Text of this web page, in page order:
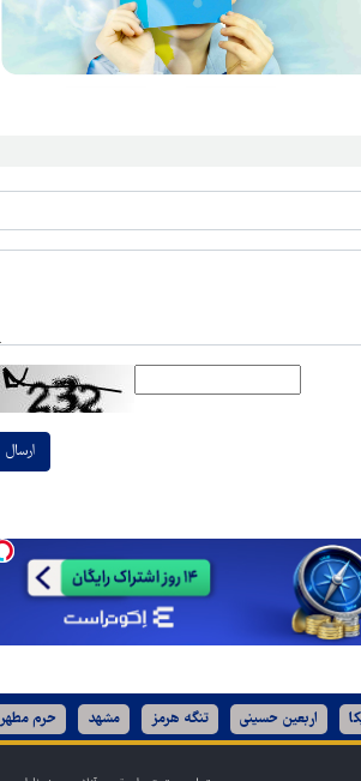
ارسال
اربعین حسینی تنگه هرمز مشهد حرم